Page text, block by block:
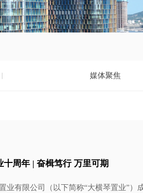
媒体聚焦
十周年 | 奋楫笃行 万里可期
业有限公司（以下简称“大横琴置业”）